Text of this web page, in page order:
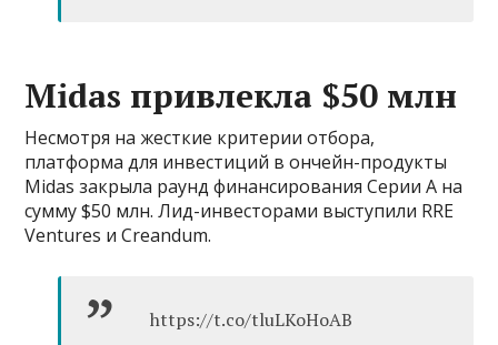
Midas привлекла $50 млн
Несмотря на жесткие критерии отбора,
платформа для инвестиций в ончейн-продукты
Midas закрыла раунд финансирования Серии А на
сумму $50 млн. Лид-инвесторами выступили RRE
Ventures и Creandum.
https://t.co/tluLKoHoAB